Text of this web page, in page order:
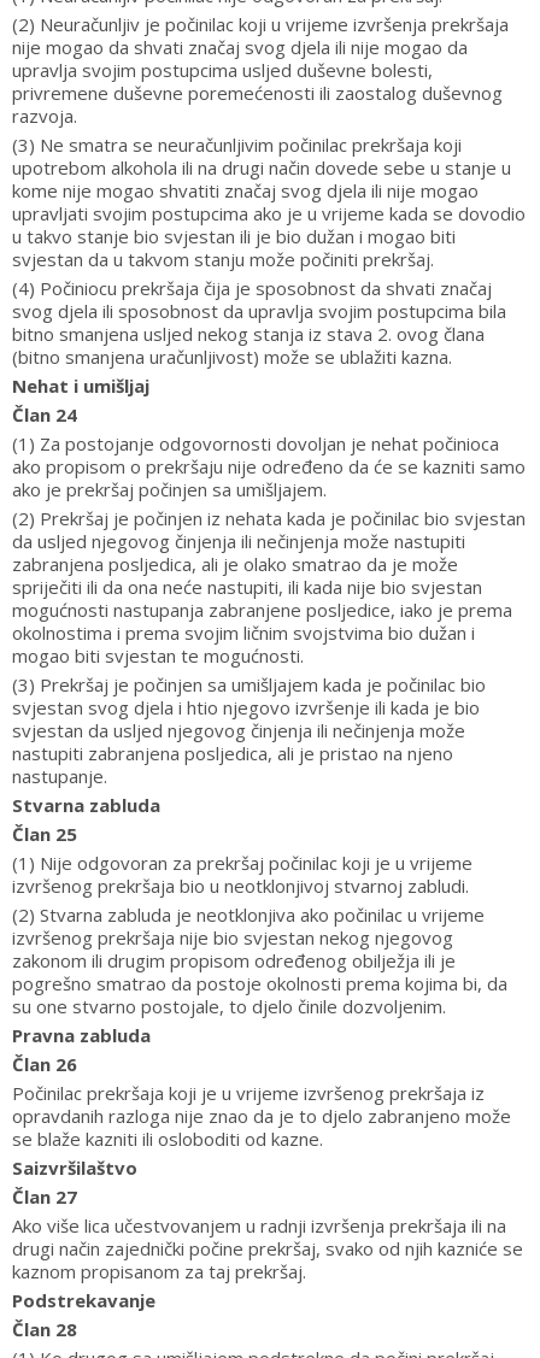
(2) Neuračunljiv je počinilac koji u vrijeme izvršenja prekršaja
nije mogao da shvati značaj svog djela ili nije mogao da
upravlja svojim postupcima usljed duševne bolesti,
privremene duševne poremećenosti ili zaostalog duševnog
razvoja.
(3) Ne smatra se neuračunljivim počinilac prekršaja koji
upotrebom alkohola ili na drugi način dovede sebe u stanje u
kome nije mogao shvatiti značaj svog djela ili nije mogao
upravljati svojim postupcima ako je u vrijeme kada se dovodio
u takvo stanje bio svjestan ili je bio dužan i mogao biti
svjestan da u takvom stanju može počiniti prekršaj.
(4) Počiniocu prekršaja čija je sposobnost da shvati značaj
svog djela ili sposobnost da upravlja svojim postupcima bila
bitno smanjena usljed nekog stanja iz stava 2. ovog člana
(bitno smanjena uračunljivost) može se ublažiti kazna.
Nehat i umišljaj
Član 24
(1) Za postojanje odgovornosti dovoljan je nehat počinioca
ako propisom o prekršaju nije određeno da će se kazniti samo
ako je prekršaj počinjen sa umišljajem.
(2) Prekršaj je počinjen iz nehata kada je počinilac bio svjestan
da usljed njegovog činjenja ili nečinjenja može nastupiti
zabranjena posljedica, ali je olako smatrao da je može
spriječiti ili da ona neće nastupiti, ili kada nije bio svjestan
mogućnosti nastupanja zabranjene posljedice, iako je prema
okolnostima i prema svojim ličnim svojstvima bio dužan i
mogao biti svjestan te mogućnosti.
(3) Prekršaj je počinjen sa umišljajem kada je počinilac bio
svjestan svog djela i htio njegovo izvršenje ili kada je bio
svjestan da usljed njegovog činjenja ili nečinjenja može
nastupiti zabranjena posljedica, ali je pristao na njeno
nastupanje.
Stvarna zabluda
Član 25
(1) Nije odgovoran za prekršaj počinilac koji je u vrijeme
izvršenog prekršaja bio u neotklonjivoj stvarnoj zabludi.
(2) Stvarna zabluda je neotklonjiva ako počinilac u vrijeme
izvršenog prekršaja nije bio svjestan nekog njegovog
zakonom ili drugim propisom određenog obilježja ili je
pogrešno smatrao da postoje okolnosti prema kojima bi, da
su one stvarno postojale, to djelo činile dozvoljenim.
Pravna zabluda
Član 26
Počinilac prekršaja koji je u vrijeme izvršenog prekršaja iz
opravdanih razloga nije znao da je to djelo zabranjeno može
se blaže kazniti ili osloboditi od kazne.
Saizvršilaštvo
Član 27
Ako više lica učestvovanjem u radnji izvršenja prekršaja ili na
drugi način zajednički počine prekršaj, svako od njih kazniće se
kaznom propisanom za taj prekršaj.
Podstrekavanje
Član 28